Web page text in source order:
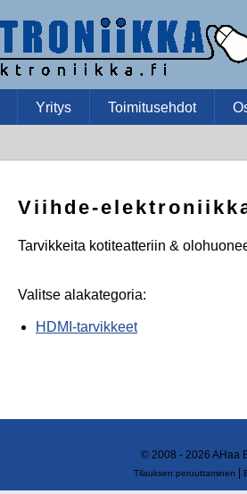
Yritys Toimitusehdot
Viihde-
Tarvikkeita kotiteatteriin &
Valitse alakategoria:
HDMI-tarvikkeet
© 2008 - 2026 AHaa
Tilauksen peruuttaminen